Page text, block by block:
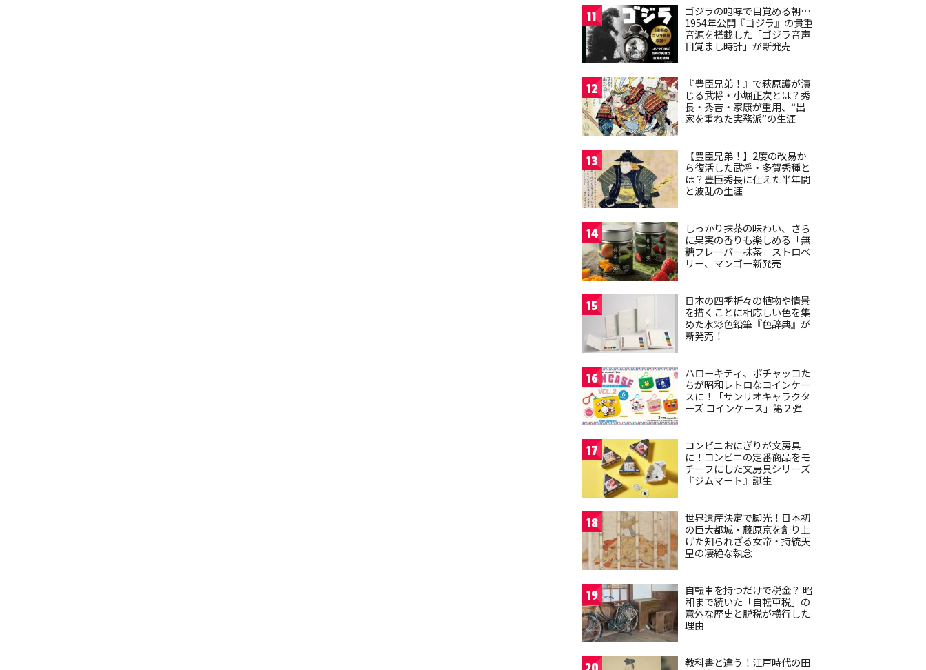
11
ゴジラの咆哮で目覚める朝…
1954年公開『ゴジラ』の貴重
音源を搭載した「ゴジラ音声
目覚まし時計」が新発売
12
『豊臣兄弟！』で萩原護が演
じる武将・小堀正次とは？秀
長・秀吉・家康が重用、“出
家を重ねた実務派”の生涯
13
【豊臣兄弟！】2度の改易か
ら復活した武将・多賀秀種と
は？豊臣秀長に仕えた半年間
と波乱の生涯
14
しっかり抹茶の味わい、さら
に果実の香りも楽しめる「無
糖フレーバー抹茶」ストロベ
リー、マンゴー新発売
15
日本の四季折々の植物や情景
を描くことに相応しい色を集
めた水彩色鉛筆『色辞典』が
新発売！
16
ハローキティ、ポチャッコた
ちが昭和レトロなコインケー
スに！「サンリオキャラクタ
ーズ コインケース」第２弾
17
コンビニおにぎりが文房具
に！コンビニの定番商品をモ
チーフにした文房具シリーズ
『ジムマート』誕生
18
世界遺産決定で脚光！日本初
の巨大都城・藤原京を創り上
げた知られざる女帝・持統天
皇の凄絶な執念
19
自転車を持つだけで税金？ 昭
和まで続いた「自転車税」の
意外な歴史と脱税が横行した
理由
教科書と違う！江戸時代の田